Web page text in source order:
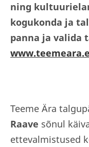
ning
kogukonda ja
panna ja valida
Teeme Ära
Raave sõnul
ettevalmistused